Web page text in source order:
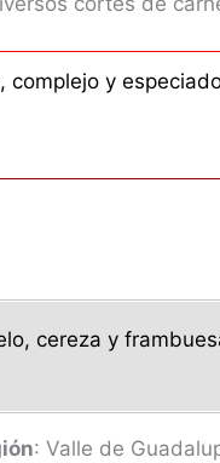
complejo y
cereza y
: Valle de